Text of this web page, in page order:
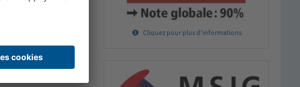
Cliquez pour plus d'informations